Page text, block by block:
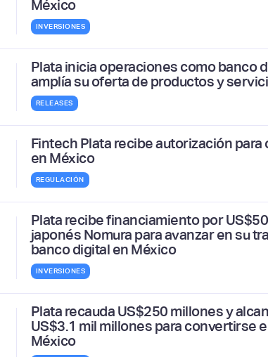
México
INVERSIONES
Plata inicia operaciones como banco
amplía su oferta de productos y
RELEASES
Fintech Plata recibe autorización
en México
REGULACIÓN
Plata recibe financiamiento por
japonés Nomura para avanzar en su
banco digital en México
INVERSIONES
Plata recauda US$250 millones y
US$3.1 mil millones para convertirse
México